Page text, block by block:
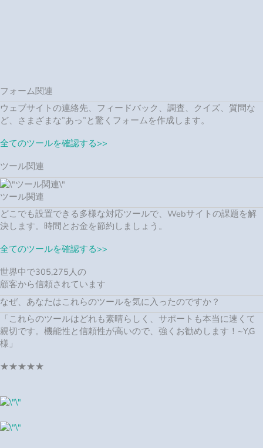
全てのツールを確認する>>
世界中で305,275人の
顧客から信頼されています
なぜ、あなたはこれらのツールを気に入ったのですか？
親切です。機能性と信頼性が高いので、強くお勧めします！~Y,G
様」
★★★★★